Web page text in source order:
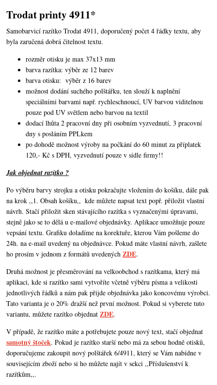
Trodat printy 4911*
Samobarvicí razítko Trodat 4911, doporučený počet 4 řádky textu,aby
byla zaručená dobrá čitelnost textu.
rozměr otisku je max 37x13 mm
barva razítka: výběr ze 12 barev
barva otisku: výběr z 16 barev
možnost dodání suchého polštářku, ten slouží k naplnění
speciálními barvami např. rychleschnoucí, UV barvou viditelnou
pouze pod UV světlem nebo barvou na textil
dodací lhůta 2 pracovní dny při osobním vyzvednutí, 3 pracovní
dny s posláním PPLkem
po dohodě možnost výroby na počkání do 60 minut za příplatek
120,- Kč s DPH, vyzvednutí pouze v sídle firmy!!
Jak objednat razítko ?
Po výběru barvy strojku a otisku pokračujte vložením do košíku, dále pak
na krok ,,1. Obsah košíku,, kde můžete napsat text popř. přiložit vlastní
návrh. Stačí přiložit sken stávajícího razítka s vyznačenými úpravami,
stejně jako se to dělá u e-mailové objednávky. Aplikace umožňuje pouze
vepsání textu. Grafiku doladíme na korektuře, kterou Vám pošleme do
24h. na e-mail uvedený na objednávce. Pokud máte vlastní návrh,zašlete
ho prosím v jednom z formátů uvedenýchZDE.
Druhá možnost je přesměrování na velkoobchod s razítkama, který má
aplikaci, kde si razítko sami vytvoříte včetně výběru písma a velikosti
jednotlivých řádků a nám pak přijde objednávka jako koncovému výrobci.
Tato varianta je o 20% dražší než první možnost. Pokud si vyberete tuto
variantu, můžete razítko objednatZDE.
V případě, že razítko máte a potřebujete pouze nový text, stačí objednat
samotný štoček. Pokud je razítko starší nebo má za sebou hodně otisků,
doporučujeme zakoupit nový polštářek 6/4911, který se Vám nabídne v
souvisejícím zboží nebo si ho můžete najít v sekci ,,Příslušenství k
razítkům,,.